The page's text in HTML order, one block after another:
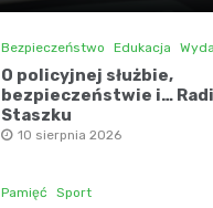
Bezpieczeństwo Edukacja
O policyjnej służbie,
bezpieczeństwie i…
Staszku
10 sierpnia 2026
Pamięć Sport